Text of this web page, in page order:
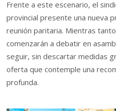
Frente a este escenario, el
provincial presente una nueva
reunión paritaria. Mientras
comenzarán a debatir en
seguir, sin descartar medidas
oferta que contemple una
profunda.